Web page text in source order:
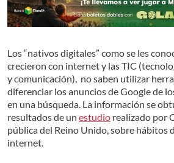
Los “nativos digitales” como se les
crecieron con internet y las TIC
y comunicación), no saben utilizar
diferenciar los anuncios de Google de
en una búsqueda. La información se
resultados de un estudio realizado por
pública del Reino Unido, sobre hábitos
internet.